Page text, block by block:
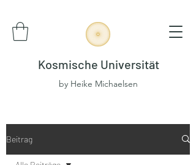
Kosmische Universität
by Heike Michaelsen
Beitrag